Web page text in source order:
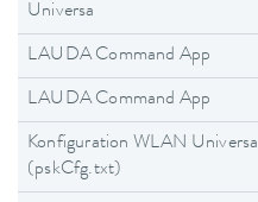
Universa
LAUDA Command App
LAUDA Command App
Konfiguration WLAN Universa
(pskCfg.txt)